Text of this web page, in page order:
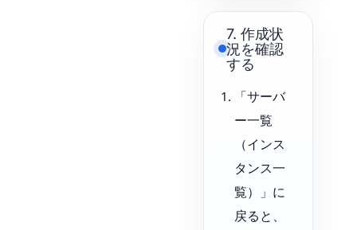
7. 作成状
況を確認
する
「サーバ
ー一覧
（インス
タンス一
覧）」に
戻ると、